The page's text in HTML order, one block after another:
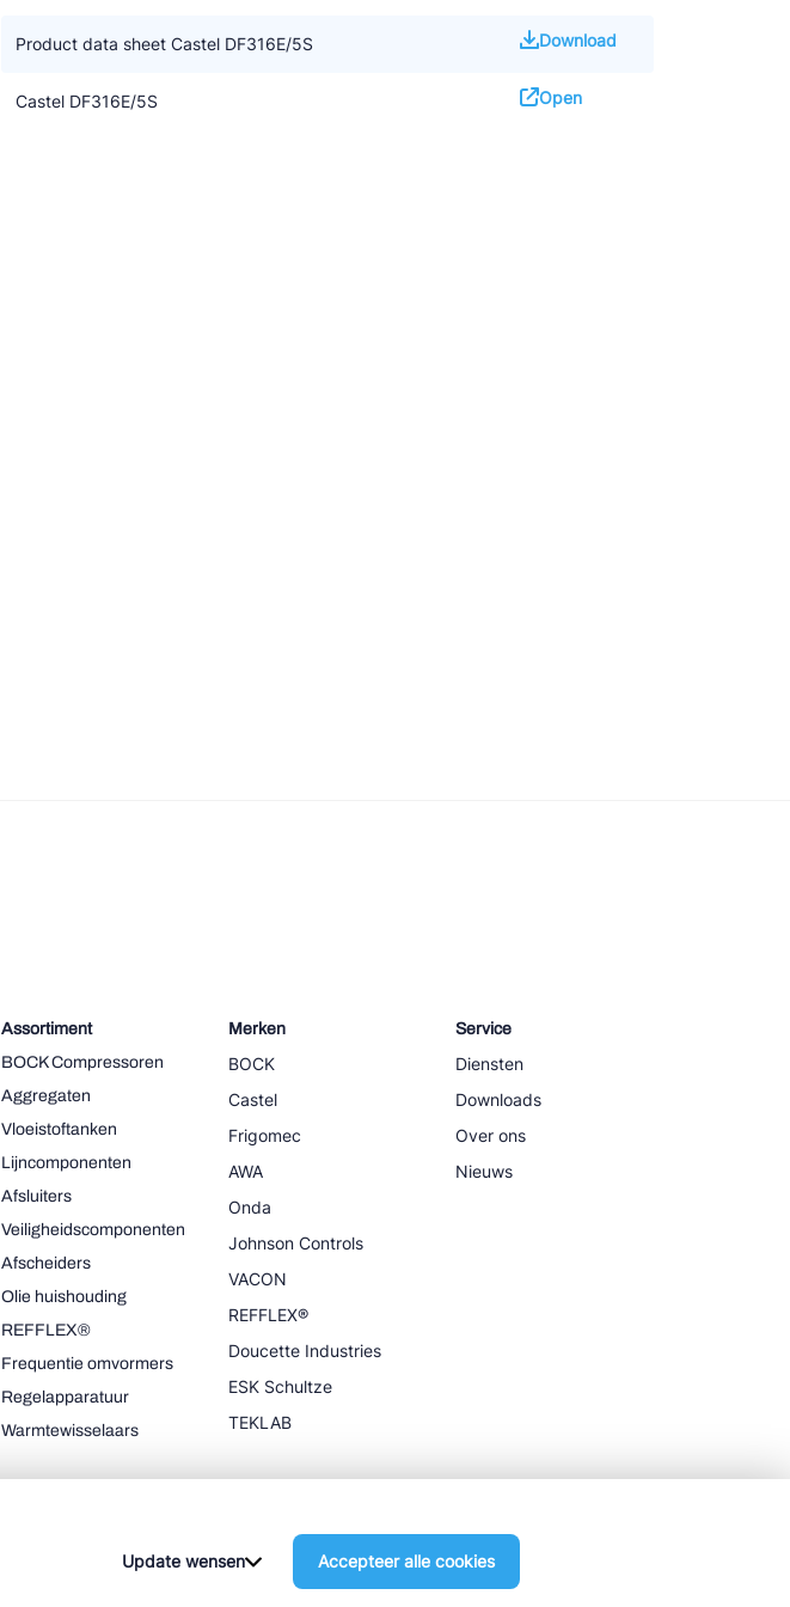
Product data sheet Castel DF316E/5S Download
Castel DF316E/5S Open
Assortiment
BOCK Compressoren
Aggregaten
Vloeistoftanken
Lijncomponenten
Afsluiters
Veiligheidscomponenten
Afscheiders
Olie huishouding
REFFLEX®
Frequentie omvormers
Regelapparatuur
Warmtewisselaars
Merken
BOCK
Castel
Frigomec
AWA
Onda
Johnson Controls
VACON
REFFLEX®
Doucette Industries
ESK Schultze
TEKLAB
Service
Diensten
Downloads
Over ons
Nieuws
Algemene Voorwaarden
Update wensen Accepteer alle cookies